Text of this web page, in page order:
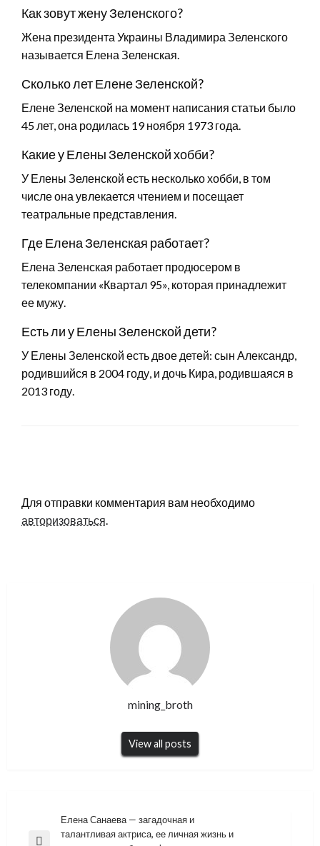
Как зовут жену Зеленского?
Жена президента Украины Владимира Зеленского
называется Елена Зеленская.
Сколько лет Елене Зеленской?
Елене Зеленской на момент написания статьи было
45 лет, она родилась 19 ноября 1973 года.
Какие у Елены Зеленской хобби?
У Елены Зеленской есть несколько хобби, в том
числе она увлекается чтением и посещает
театральные представления.
Где Елена Зеленская работает?
Елена Зеленская работает продюсером в
телекомпании «Квартал 95», которая принадлежит
ее мужу.
Есть ли у Елены Зеленской дети?
У Елены Зеленской есть двое детей: сын Александр,
родившийся в 2004 году, и дочь Кира, родившаяся в
2013 году.
Для отправки комментария вам необходимо
авторизоваться.
mining_broth
View all posts
Навигация
по
Елена Санаева — загадочная и
талантливая актриса, ее личная жизнь и